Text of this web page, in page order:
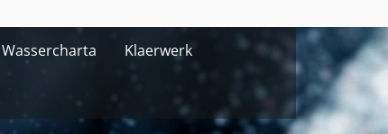
Wassercharta Klaerwerk